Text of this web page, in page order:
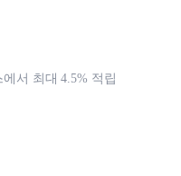
서 최대 4.5% 적립